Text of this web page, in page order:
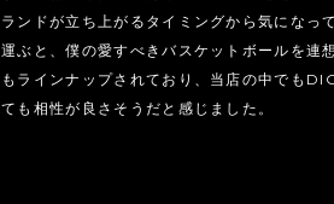
ランドが立ち上がるタイミングから気になっ
運ぶと、僕の愛すべきバスケットボールを連
もラインナップされており、当店の中でも
ても相性が良さそうだと感じました。